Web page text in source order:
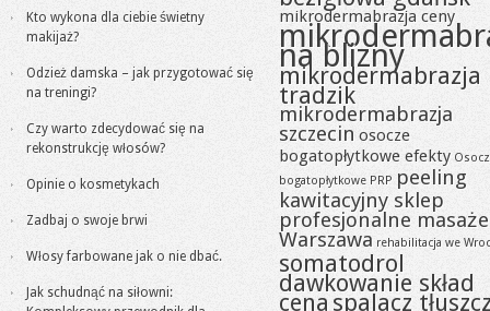
Kto wykona dla ciebie świetny
makijaż?
Odzież damska – jak przygotować się
na treningi?
Czy warto zdecydować się na
rekonstrukcję włosów?
Opinie o kosmetykach
Zadbaj o swoje brwi
Włosy farbowane jak o nie dbać.
Jak schudnąć na siłowni:
mikrodermabrazja ceny
na blizny
mikrodermabrazja
tradzik
mikrodermabrazja
szczecin osocze
bogatopłytkowe efekty
bogatopłytkowe PRP peeling
kawitacyjny sklep
profesjonalne masaże
Warszawa rehabilitacja we
somatodrol
dawkowanie skład
cena spalacz